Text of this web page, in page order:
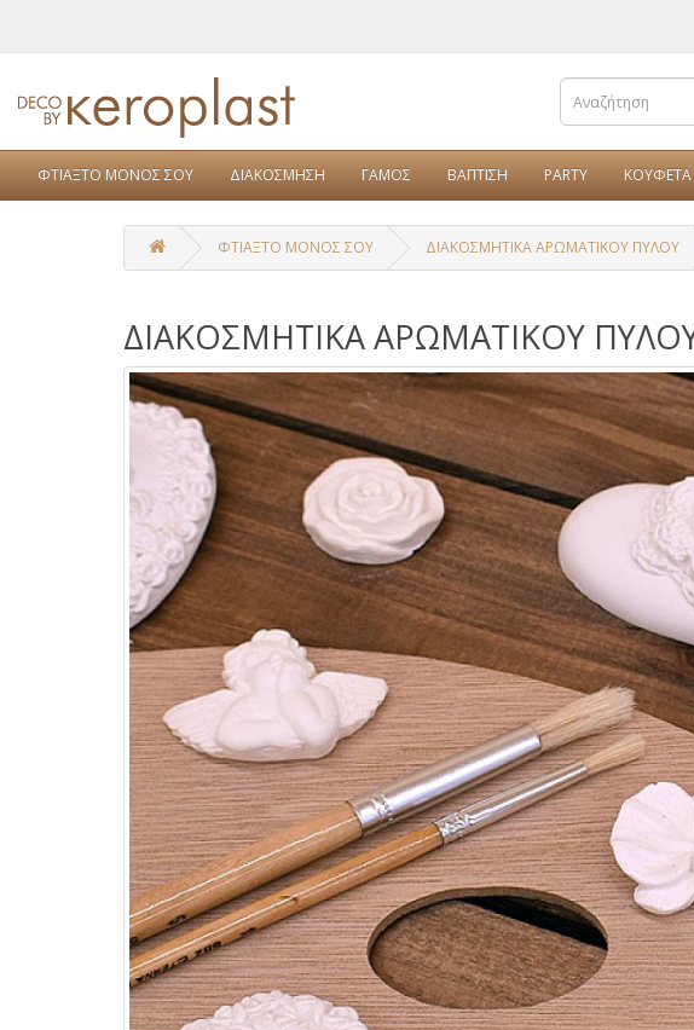
ΦΤΙΑΞΤΟ ΜΟΝΟΣ ΣΟΥ ΔΙΑΚΟΣΜΗΣΗ ΓΑΜΟΣ ΒΑΠΤΙΣΗ PARTY ΚΟΥΦΕΤΑ
ΦΤΙΑΞΤΟ ΜΟΝΟΣ ΣΟΥ ΔΙΑΚΟΣΜΗΤΙΚΑ ΑΡΩΜΑΤΙΚΟΥ ΠΥΛΟΥ
ΔΙΑΚΟΣΜΗΤΙΚΑ ΑΡΩΜΑΤΙΚΟΥ